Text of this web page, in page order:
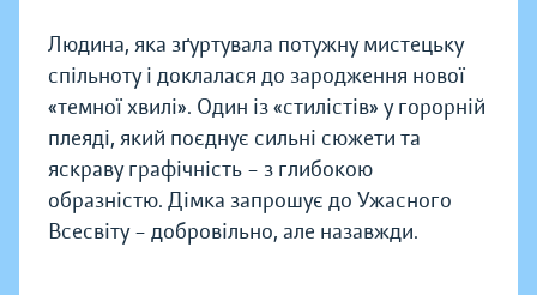
Людина, яка зґуртувала потужну мистецьку
спільноту і доклалася до зародження нової
«темної хвилі». Один із «стилістів» у горорній
плеяді, який поєднує сильні сюжети та
яскраву графічність – з глибокою
образністю. Дімка запрошує до Ужасного
Всесвіту – добровільно, але назавжди.